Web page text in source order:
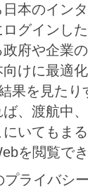
日本のイン
グインし
府や企業
けに最適
果を見たり
、渡航中
いてもま
を閲覧でき
プライバシ